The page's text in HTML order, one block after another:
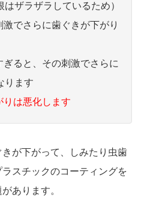
はザラザラしているため）
でさらに歯ぐきが下がり
ると、その刺激でさらに
ります
りは悪化します
が下がって、しみたり虫歯
スチックのコーティングを
あります。